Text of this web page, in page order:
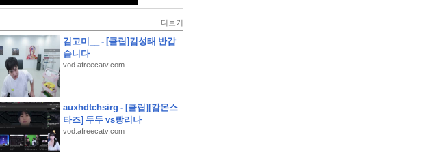
더보기
김고미__ - [클립]킴성태 반갑
습니다
vod.afreecatv.com
auxhdtchsirg - [클립][캄몬스
타즈] 두두 vs빵리나
vod.afreecatv.com